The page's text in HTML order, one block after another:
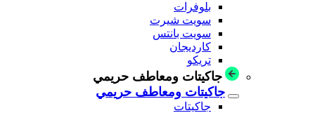
بلوفرات
سويت شيرت
سويت بانتس
كارديجان
تريكو
جاكيتات ومعاطف حريمي
جاكيتات ومعاطف حريمي
جاكيتات